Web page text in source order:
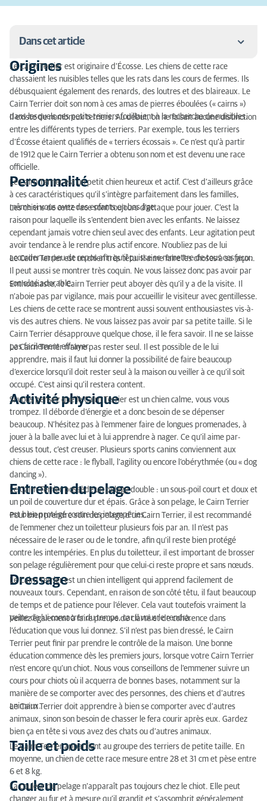
Dans cet article
Origines
Personnalité
Activité physique
Entretien du pelage
Dressage
Taille et poids
Couleur
Particularités de cette race
Maladies héréditaires
Nutrition
Type de chien
Origines
Le Cairn Terrier est originaire d’Écosse. Les chiens de cette race
chassaient les nuisibles telles que les rats dans les cours de fermes. Ils
débusquaient également des renards, des loutres et des blaireaux. Le
Cairn Terrier doit son nom à ces amas de pierres éboulées (« cairns »)
dans lesquels ces petits terriers fouillaient à la recherche de nuisibles.
Il existe de nombreux terriers. Au début, on ne faisait aucune distinction
entre les différents types de terriers. Par exemple, tous les terriers
d’Écosse étaient qualifiés de « terriers écossais ». Ce n’est qu’à partir
de 1912 que le Cairn Terrier a obtenu son nom et est devenu une race
officielle.
Personnalité
Le Cairn Terrier est un petit chien heureux et actif. C’est d’ailleurs grâce
à ces caractéristiques qu’il s’intègre parfaitement dans les familles,
même si vous avez des enfants en bas âge.
Les chiens de cette race sont toujours d’attaque pour jouer. C’est la
raison pour laquelle ils s’entendent bien avec les enfants. Ne laissez
cependant jamais votre chien seul avec des enfants. Leur agitation peut
avoir tendance à le rendre plus actif encore. N’oubliez pas de lui
accorder un peu de repos afin qu’il puisse se remettre de tous ces jeux.
Le Cairn Terrier est un chien très têtu. Il aime faire les choses à sa façon.
Il peut aussi se montrer très coquin. Ne vous laissez donc pas avoir par
son côté adorable.
Enthousiaste, le Cairn Terrier peut aboyer dès qu’il y a de la visite. Il
n’aboie pas par vigilance, mais pour accueillir le visiteur avec gentillesse.
Les chiens de cette race se montrent aussi souvent enthousiastes vis-à-
vis des autres chiens. Ne vous laissez pas avoir par sa petite taille. Si le
Cairn Terrier désapprouve quelque chose, il le fera savoir. Il ne se laisse
pas facilement effrayer.
Le Cairn Terrier n’aime pas rester seul. Il est possible de le lui
apprendre, mais il faut lui donner la possibilité de faire beaucoup
d’exercice lorsqu’il doit rester seul à la maison ou veiller à ce qu’il soit
occupé. C’est ainsi qu’il restera content.
Activité physique
Si vous pensez que le Cairn Terrier est un chien calme, vous vous
trompez. Il déborde d’énergie et a donc besoin de se dépenser
beaucoup. N’hésitez pas à l’emmener faire de longues promenades, à
jouer à la balle avec lui et à lui apprendre à nager. Ce qu’il aime par-
dessus tout, c’est creuser. Plusieurs sports canins conviennent aux
chiens de cette race : le flyball, l’agility ou encore l’obérythmée (ou « dog
dancing »).
Entretien du pelage
Le Cairn Terrier possède un pelage double : un sous-poil court et doux et
un poil de couverture dur et épais. Grâce à son pelage, le Cairn Terrier
est bien protégé contre les intempéries.
Pour bien prendre soin du pelage d’un Cairn Terrier, il est recommandé
de l’emmener chez un toiletteur plusieurs fois par an. Il n’est pas
nécessaire de le raser ou de le tondre, afin qu’il reste bien protégé
contre les intempéries. En plus du toiletteur, il est important de brosser
son pelage régulièrement pour que celui-ci reste propre et sans nœuds.
Dressage
Le Cairn Terrier est un chien intelligent qui apprend facilement de
nouveaux tours. Cependant, en raison de son côté têtu, il faut beaucoup
de temps et de patience pour l’élever. Cela vaut toutefois vraiment la
peine de lui consacrer du temps, car il vous le rendra.
Veillez également à faire preuve de clarté et de cohérence dans
l’éducation que vous lui donnez. S’il n’est pas bien dressé, le Cairn
Terrier peut finir par prendre le contrôle de la maison. Une bonne
éducation commence dès les premiers jours, lorsque votre Cairn Terrier
n’est encore qu’un chiot. Nous vous conseillons de l’emmener suivre un
cours pour chiots où il acquerra de bonnes bases, notamment sur la
manière de se comporter avec des personnes, des chiens et d’autres
animaux.
Le Cairn Terrier doit apprendre à bien se comporter avec d’autres
animaux, sinon son besoin de chasser le fera courir après eux. Gardez
bien ça en tête si vous avez des chats ou d’autres animaux.
Taille et poids
Le Cairn Terrier appartient au groupe des terriers de petite taille. En
moyenne, un chien de cette race mesure entre 28 et 31 cm et pèse entre
6 et 8 kg.
Couleur
La couleur du pelage n’apparaît pas toujours chez le chiot. Elle peut
changer au fur et à mesure qu’il grandit et s’assombrit généralement